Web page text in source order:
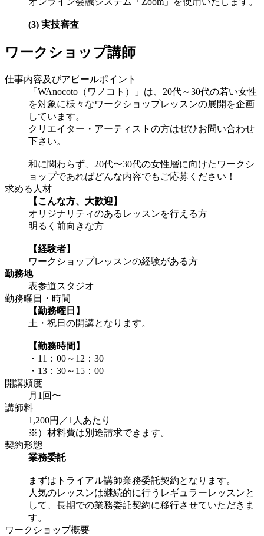
(3) 実技審査
ワークショップ講師
仕事内容及びアピールポイント
「WAnocoto（ワノコト）」は、20代～30代の若い女性
を対象に様々なワークショップレッスンの展開を企画
しています。
クリエイター・アーティストの方はぜひお問い合わせ
下さい。
和に関わらず、20代〜30代の女性層に向けたワークシ
ョップであればどんな内容でもご応募ください！
求める人材
【こんな方、大歓迎】
オリジナリティのあるレッスンを行える方
明るく前向きな方
【経験者】
ワークショップレッスンの経験がある方
勤務地
表参道スタジオ
勤務曜日・時間
【勤務曜日】
土・祝日の開講となります。
【勤務時間】
・11：00～12：30
・13：30～15：00
開講頻度
月1回〜
講師料
1,200円／1人あたり
※）材料費は別途請求できます。
契約形態
業務委託
まずはトライアル講師業務委託契約となります。
人気のレッスンは継続的に行うレギュラーレッスンと
して、長期での業務委託契約に移行させていただきま
す。
ワークショップ概要